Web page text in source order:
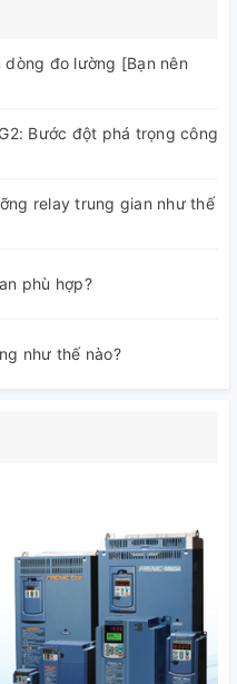
đo lường [Bạn nên
Bước đột phá trọng công
relay trung gian như thế
phù hợp?
như thế nào?